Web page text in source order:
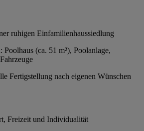
ruhigen Einfamilienhaussiedlung
Poolhaus (ca. 51 m²), Poolanlage,
Fertigstellung nach eigenen Wünschen
Freizeit und Individualität